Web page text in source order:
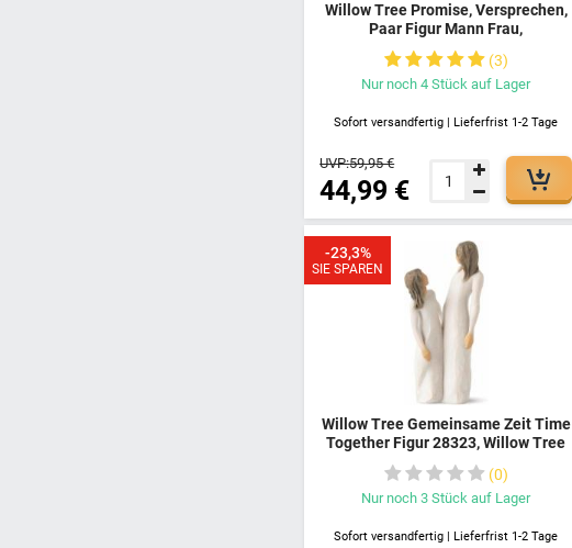
Willow Tree Promise, Versprechen,
Paar Figur Mann Frau,
Liebesversprechen, Mann Frau
umarmen und küssen sich, Bewahre
Das Versprechen Der Liebe
3
Nur noch 4 Stück auf Lager
Sofort versandfertig | Lieferfrist 1-2 Tage
44,99 €
UVP:59,95 €
Willow Tree Gemeinsame Zeit Time
Together Figur 28323, Willow Tree
Zwei Frauen, Willow Tree Mutter
und Tochter, Willow Tree
Schwestern, Willow Tree
0
Nur noch 3 Stück auf Lager
Sofort versandfertig | Lieferfrist 1-2 Tage
SIE SPAREN
-23,3%